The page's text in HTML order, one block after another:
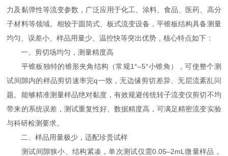
力及黏弹性等流变参数，广泛应用于化工、涂料、食品、医药、高分
子材料等领域。相较于圆筒式、板式流变设备，平锥板结构具备测量
均匀、误差小、样品用量少、温控快等突出优势，核心特点如下：
一、剪切场均匀，测量精度高
平锥板独特的锥形夹角结构（常规1°–5°小锥角），可使整个测
试间隙内的样品剪切速率完q一致，无边缘剪切差异、无层流紊乱问
题。能够精准测量样品绝对黏度，有效规避传统转子流变仪剪切不均
带来的系统误差，测试重复性好、数据精度高，可满足精密流变实验
与科研检测要求。
二、样品用量极少，适配珍贵试样
测试间隙狭小、结构紧凑，单次测试仅需0.05–2mL微量样品，